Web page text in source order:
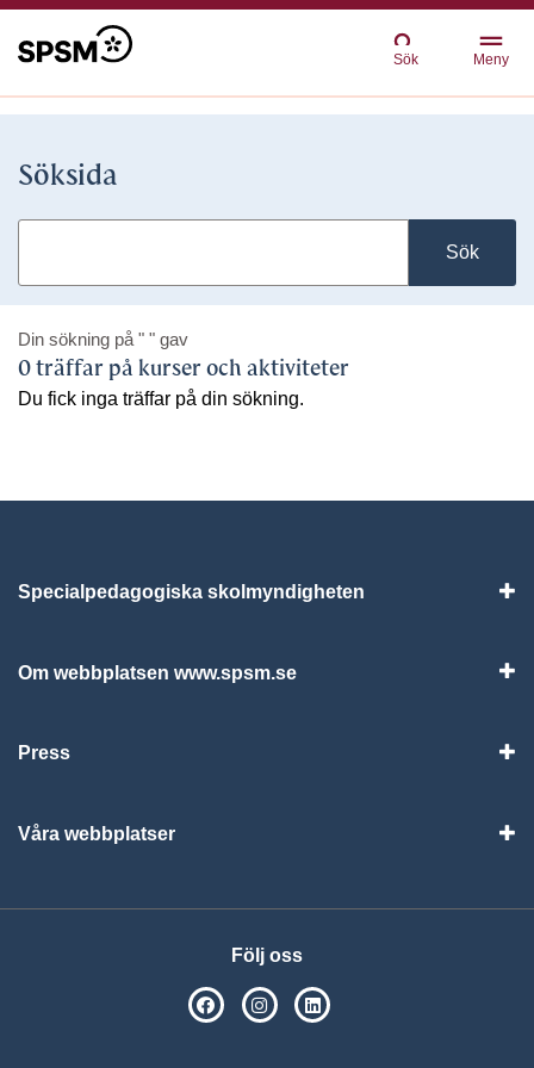
Sök Meny
Söksida
Sök
Din sökning på " " gav
0 träffar på kurser och aktiviteter
Du fick inga träffar på din sökning.
Specialpedagogiska skolmyndigheten
Om webbplatsen www.spsm.se
Press
Våra webbplatser
Följ oss
SPSM på Facebook
SPSM på Instagram